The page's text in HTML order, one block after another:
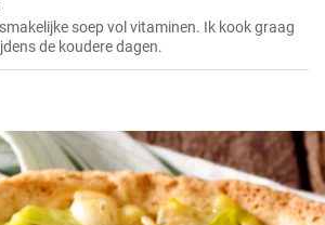
soep vol vitaminen. Ik kook graag
de koudere dagen.